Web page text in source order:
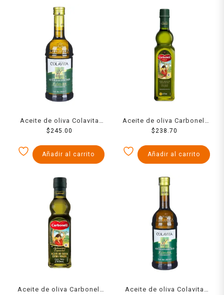
Aceite de oliva Colavita
extra virgen 750 ml
$ 245.00
Añadir al carrito
Aceite de oliva Carbonell
extra virgen 750 ml
$ 238.70
Añadir al carrito
Aceite de oliva Carbonell
Aceite de oliva Colavita